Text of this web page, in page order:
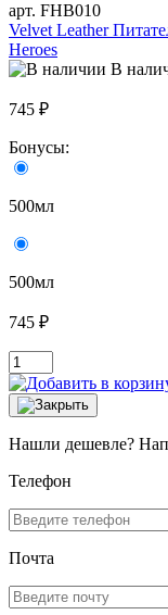
арт. FHB010
Velvet Leather
Heroes
В
745 ₽
Бонусы:
500мл
500мл
745 ₽
Нашли дешевле?
Телефон
Почта